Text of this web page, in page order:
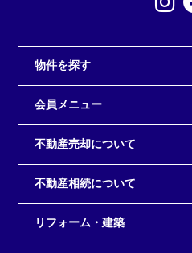
物件を探す
会員メニュー
不動産売却について
不動産相続について
リフォーム・建築